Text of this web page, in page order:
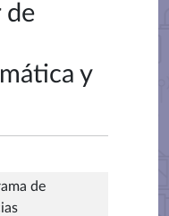
de
y
de